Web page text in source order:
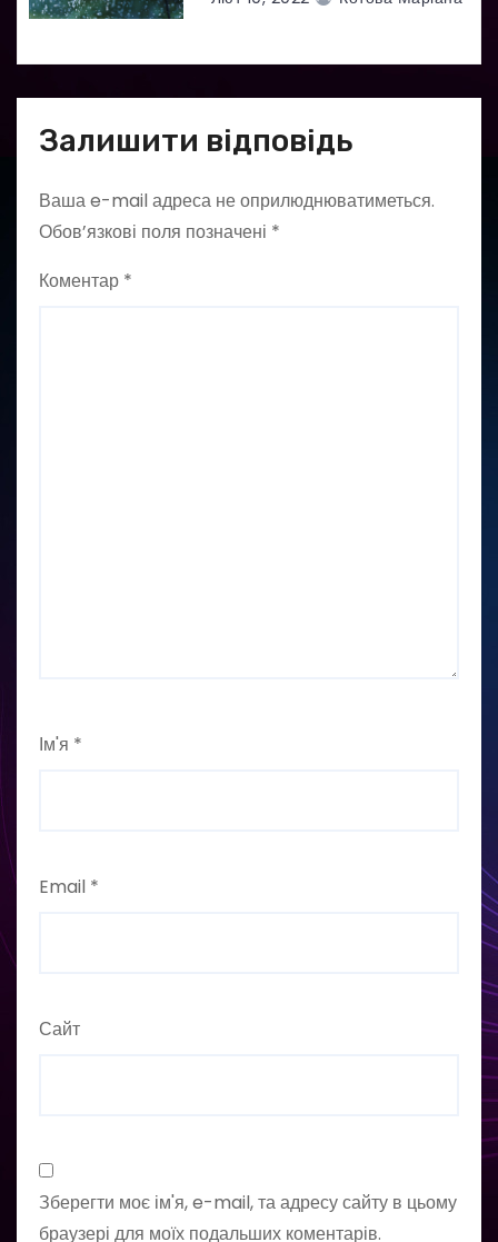
Залишити відповідь
Ваша e-mail адреса не оприлюднюватиметься.
Обов’язкові поля позначені *
Коментар *
Ім'я *
Email *
Сайт
Зберегти моє ім'я, e-mail, та адресу сайту в цьому
браузері для моїх подальших коментарів.